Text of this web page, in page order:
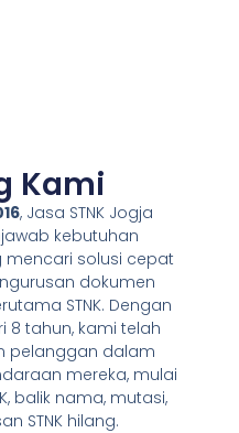
Kami
, Jasa STNK Jogja
kebutuhan
solusi cepat
dokumen
STNK. Dengan
8 tahun, kami telah
pelanggan dalam
mereka, mulai
balik nama, mutasi,
STNK hilang.